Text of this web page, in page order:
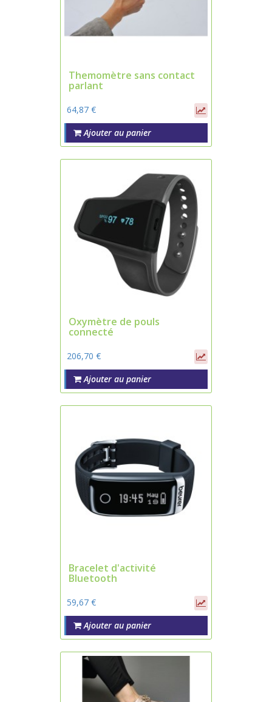
Themomètre sans contact
parlant
64,87 €
Ajouter au panier
Oxymètre de pouls
connecté
206,70 €
Ajouter au panier
Bracelet d'activité
Bluetooth
59,67 €
Ajouter au panier